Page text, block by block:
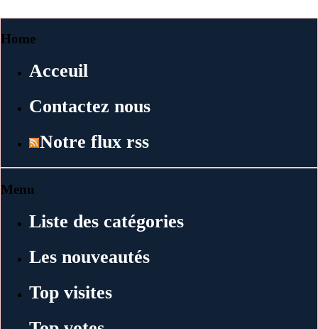
Home
Acceuil
Contactez nous
Notre flux rss
Menu
Liste des catégories
Les nouveautés
Top visites